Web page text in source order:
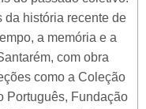
da história recente de
a memória e a
com obra
como a Coleção
Português, Fundação